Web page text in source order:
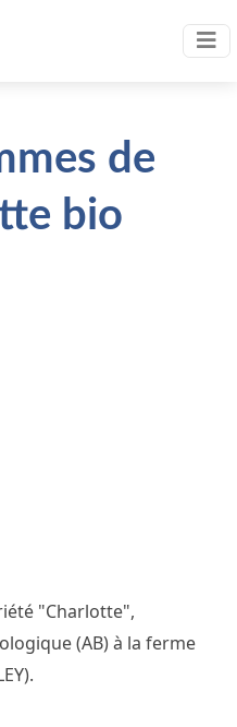
de
bio
"Charlotte",
(AB) à la ferme